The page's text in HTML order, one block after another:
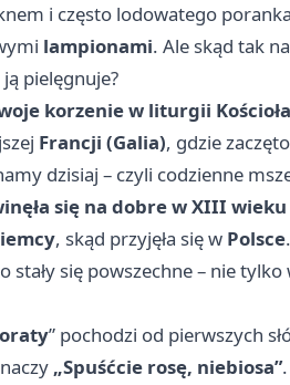
i często lodowatego
lampionami. Ale skąd tak
pielęgnuje?
korzenie w liturgii
Francji (Galia), gdzie
dzisiaj – czyli codzienne
się na dobre w XIII
, skąd przyjęła się w Polsce.
stały się powszechne – nie
” pochodzi od pierwszych
„Spuśćcie rosę, niebiosa”